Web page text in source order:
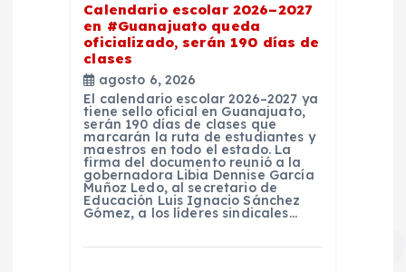
Calendario escolar 2026–2027
en #Guanajuato queda
oficializado, serán 190 días de
clases
agosto 6, 2026
El calendario escolar 2026–2027 ya
tiene sello oficial en Guanajuato,
serán 190 días de clases que
marcarán la ruta de estudiantes y
maestros en todo el estado. La
firma del documento reunió a la
gobernadora Libia Dennise García
Muñoz Ledo, al secretario de
Educación Luis Ignacio Sánchez
Gómez, a los líderes sindicales…